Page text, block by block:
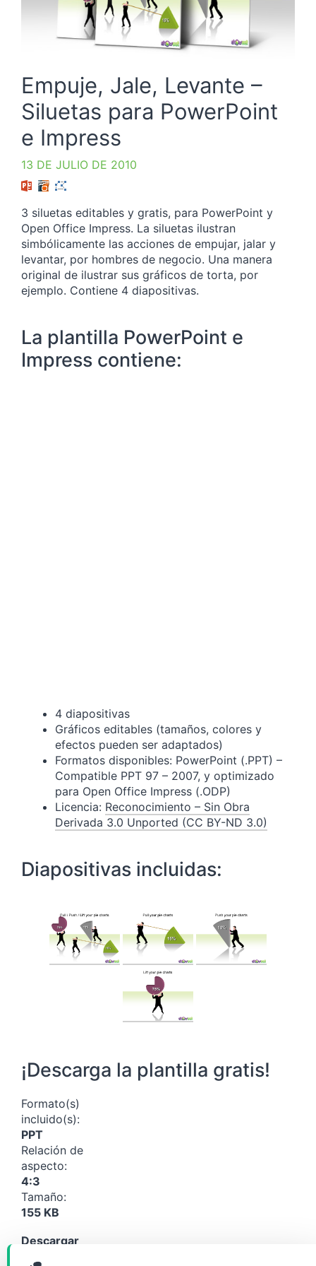
Empuje, Jale, Levante –
Siluetas para PowerPoint
e Impress
13 DE JULIO DE 2010
3 siluetas editables y gratis, para PowerPoint y
Open Office Impress. La siluetas ilustran
simbólicamente las acciones de empujar, jalar y
levantar, por hombres de negocio. Una manera
original de ilustrar sus gráficos de torta, por
ejemplo. Contiene 4 diapositivas.
La plantilla PowerPoint e
Impress contiene:
4 diapositivas
Gráficos editables (tamaños, colores y
efectos pueden ser adaptados)
Formatos disponibles: PowerPoint (.PPT) –
Compatible PPT 97 – 2007, y optimizado
para Open Office Impress (.ODP)
Licencia: Reconocimiento – Sin Obra
Derivada 3.0 Unported (CC BY-ND 3.0)
Diapositivas incluidas:
¡Descarga la plantilla gratis!
Formato(s)
incluido(s):
PPT
Relación de
aspecto:
4:3
Tamaño:
155 KB
Descargar